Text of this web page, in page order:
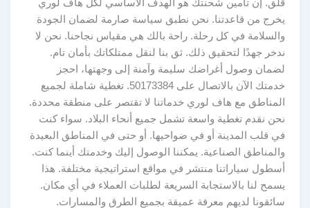
قلق. إن تأمين شحنتك هو الهدف الأساسي لكل هاف لوري
يخرج من قاعدتنا. نحن نطبق سياسة صارمة لضمان الجودة
والسلامة في كل رحلة. راحة بالك هي مقياس نجاحنا. نحن لا
ندخر جهدًا لتحقيق ذلك. ثق بنا لنقل ممتلكاتك بأمان تام.
لضمان وصول أغراضك سليمة وآمنة إلى وجهتها، احجز
خدمتك الآن بالاتصال على 50173384. تغطية شاملة لجميع
المناطق مع هاف لوري خدماتنا لا تقتصر على منطقة محددة.
نحن نقدم تغطية واسعة تشمل جميع أنحاء البلاد. سواء كنت
في قلب المدينة أو في ضواحيها. أو حتى في المناطق البعيدة
والمناطق الصناعية. يمكننا الوصول إليك وخدمتك أينما كنت.
أسطول سياراتنا منتشر في مواقع استراتيجية مختلفة. هذا
يسمح لنا بالاستجابة السريعة لطلبات العملاء في أي مكان.
سائقونا لديهم معرفة عميقة بجميع الطرق والمسارات.